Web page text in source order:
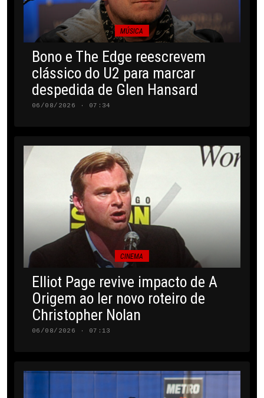
MÚSICA
Bono e The Edge reescrevem
clássico do U2 para marcar
despedida de Glen Hansard
06/08/2026 · 07:34
CINEMA
Elliot Page revive impacto de A
Origem ao ler novo roteiro de
Christopher Nolan
06/08/2026 · 07:13